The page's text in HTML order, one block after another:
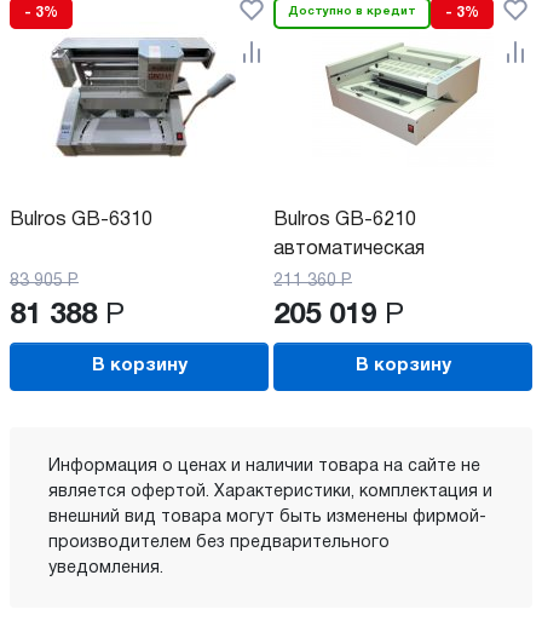
- 3%
Bulros GB-6310
83 905 Р
81 388 Р
В корзину
Доступно в кредит - 3%
Bulros GB-6210
автоматическая
211 360 Р
205 019 Р
В корзину
Информация о ценах и наличии товара на сайте не
является офертой. Характеристики, комплектация и
внешний вид товара могут быть изменены фирмой-
производителем без предварительного
уведомления.